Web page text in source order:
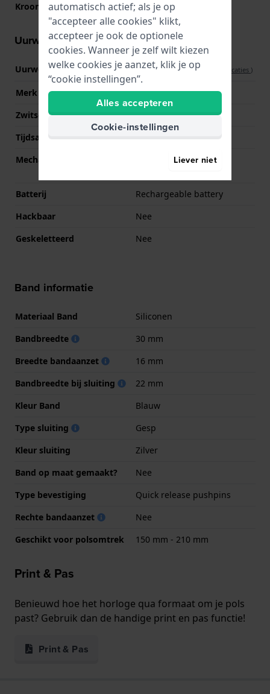
Kroon Druk/trek kroon
Uurwerk informatie
Uurwerk nr. PEIUN00003 (Bekijk specificaties )
Merk uurwerk
Police
Zwitsers uurwerk
Nee
Tijdsaanduiding
Touchscreen
Mechanisme
SOC (System-On-Chip)
Batterij
Rechargeable battery
Hackbaar
Nee
Geskeletteerd
Nee
Band informatie
Materiaal Band
Siliconen
Bandbreedte
30 mm
Breedte bandaanzet
16 mm
Bandbreedte bij sluiting
22 mm
Kleur Band
Blauw
Type sluiting
Gesp
Kleur sluiting
Zilver
Band op maat gemaakt?
Nee
Type bevestiging
Quick release pushpins
Rechte bandaanzet
Nee
Geschikt voor polsomtrek
150 mm - 210 mm
Print & Pas
Benieuwd hoe het horloge qua formaat om je pols
past? Gebruik dan de handige print en pas functie!
Print & Pas
automatisch actief; als je op
"accepteer alle cookies" klikt,
accepteer je ook de optionele
cookies. Wanneer je zelf wilt kiezen
welke cookies je aanzet, klik je op
“cookie instellingen”.
Alles accepteren
Cookie-instellingen
Liever niet